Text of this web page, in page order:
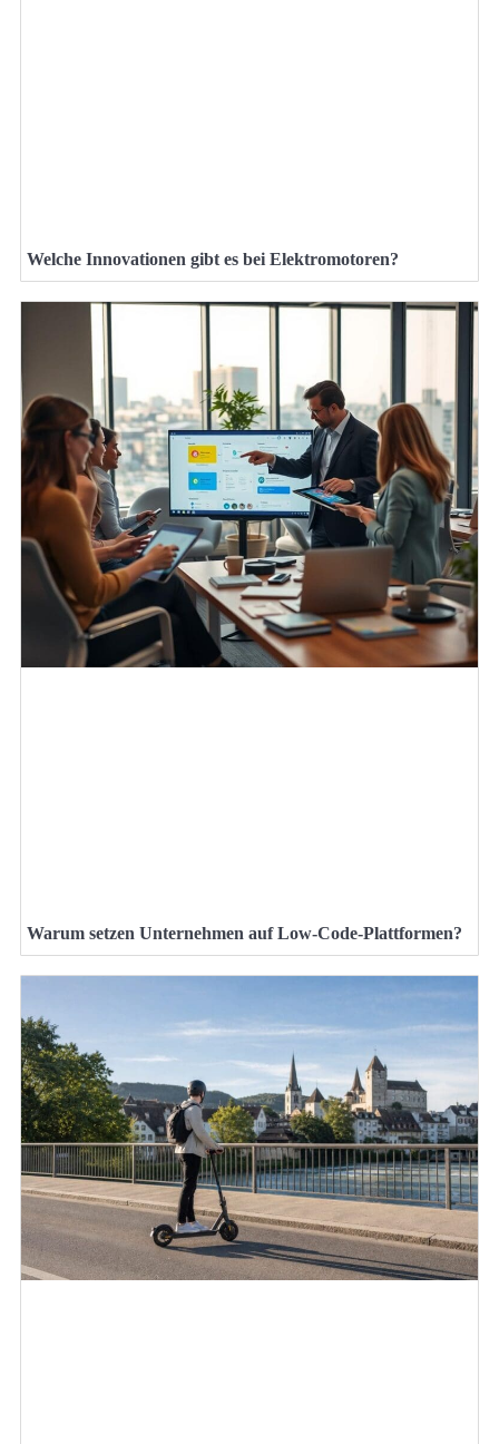
Welche Innovationen gibt es bei Elektromotoren?
Warum setzen Unternehmen auf Low-Code-Plattformen?